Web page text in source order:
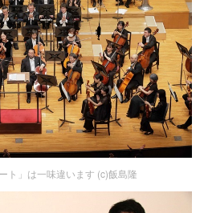
ト」は一味違います (c)飯島隆